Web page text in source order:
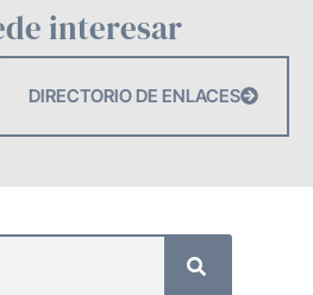
interesar
DIRECTORIO DE ENLACES